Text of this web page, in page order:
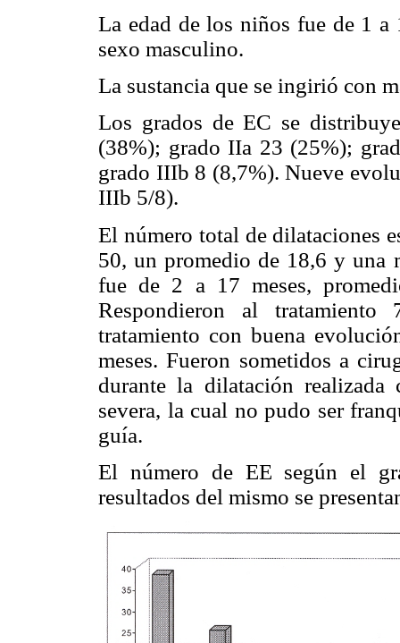
La edad de los niños fue de 1
sexo masculino.
La sustancia que se ingirió con
Los grados de EC se
(38%); grado IIa 23 (25%);
grado IIIb 8 (8,7%). Nueve
IIIb 5/8).
El número total de dilataciones
50, un promedio de 18,6 y una
fue de 2 a 17 meses,
Respondieron al
tratamiento con buena
meses. Fueron sometidos a
durante la dilatación
severa, la cual no pudo ser
guía.
El número de EE según el
resultados del mismo se